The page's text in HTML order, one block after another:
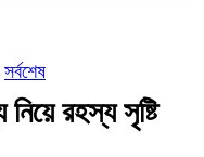
সর্বশেষ
রহস্য সৃষ্টি